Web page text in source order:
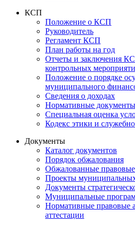
КСП
Положение о КСП
Руководитель
Регламент КСП
План работы на год
Отчеты и заключения
контрольных
Положение о порядке
муниципального
Сведения о доходах
Нормативные документы
Специальная оценка
Кодекс этики и
Документы
Каталог документов
Порядок обжалования
Обжалованные
Проекты
Документы
Муниципальные
Нормативные правовые
аттестации